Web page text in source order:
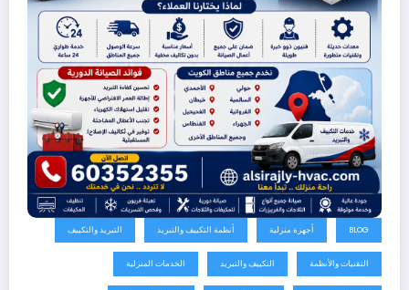
BLOG أجهزة منزلية أنظمة التكييف والتبريد التبريد والتكييف
التقنيات والأنظمة التكييف والتبريد الخدمات المنزلية